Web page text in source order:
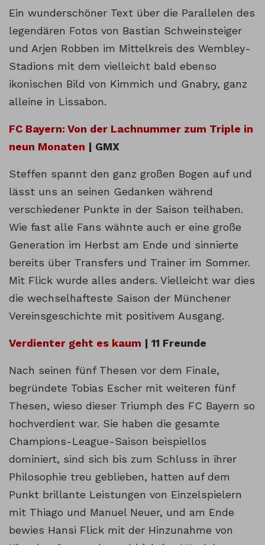
Ein wunderschöner Text über die Parallelen des
legendären Fotos von Bastian Schweinsteiger
und Arjen Robben im Mittelkreis des Wembley-
Stadions mit dem vielleicht bald ebenso
ikonischen Bild von Kimmich und Gnabry, ganz
alleine in Lissabon.
FC Bayern: Von der Lachnummer zum Triple in
neun Monaten | GMX
Steffen spannt den ganz großen Bogen auf und
lässt uns an seinen Gedanken während
verschiedener Punkte in der Saison teilhaben.
Wie fast alle Fans wähnte auch er eine große
Generation im Herbst am Ende und sinnierte
bereits über Transfers und Trainer im Sommer.
Mit Flick wurde alles anders. Vielleicht war dies
die wechselhafteste Saison der Münchener
Vereinsgeschichte mit positivem Ausgang.
Ver­dienter geht es kaum | 11 Freunde
Nach seinen fünf Thesen vor dem Finale,
begründete Tobias Escher mit weiteren fünf
Thesen, wieso dieser Triumph des FC Bayern so
hochverdient war. Sie haben die gesamte
Champions-League-Saison beispiellos
dominiert, sind sich bis zum Schluss in ihrer
Philosophie treu geblieben, hatten auf dem
Punkt brillante Leistungen von Einzelspielern
mit Thiago und Manuel Neuer, und am Ende
bewies Hansi Flick mit der Hinzunahme von